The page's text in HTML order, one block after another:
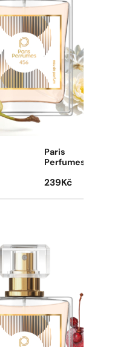
Paris
Perfumes
239 Kč